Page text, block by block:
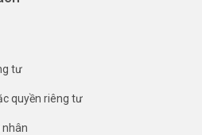
tư
quyền riêng tư
nhân